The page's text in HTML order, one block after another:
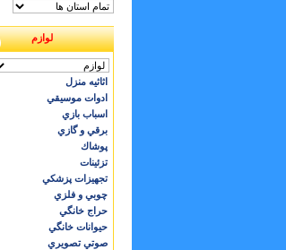
لوازم
اثاثيه منزل
ادوات موسيقي
اسباب بازي
برقي و گازي
پوشاك
تزئينات
تجهيزات پزشكي
چوبي و فلزي
حراج خانگي
حيوانات خانگي
صوتي تصويري